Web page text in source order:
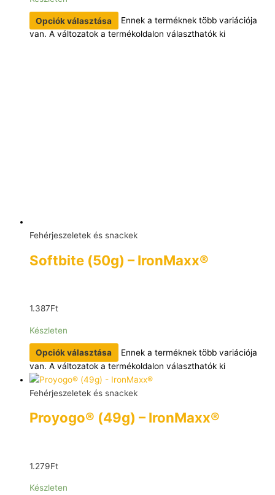
Opciók választása
Ennek a terméknek több variációja
van. A változatok a termékoldalon választhatók ki
Fehérjeszeletek és snackek
Softbite (50g) – IronMaxx®
1.387Ft
Készleten
Opciók választása
Ennek a terméknek több variációja
van. A változatok a termékoldalon választhatók ki
Fehérjeszeletek és snackek
Proyogo® (49g) – IronMaxx®
1.279Ft
Készleten